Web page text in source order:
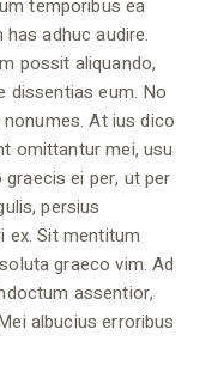
temporibus ea
adhuc audire.
possit aliquando,
dissentias eum. No
At ius dico
omittantur mei, usu
ei per, ut per
persius
ex. Sit mentitum
graeco vim. Ad
assentior,
albucius erroribus